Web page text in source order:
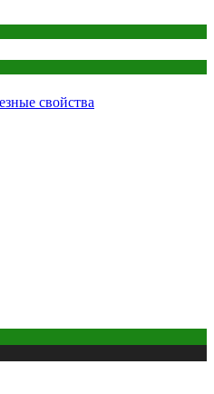
свойства